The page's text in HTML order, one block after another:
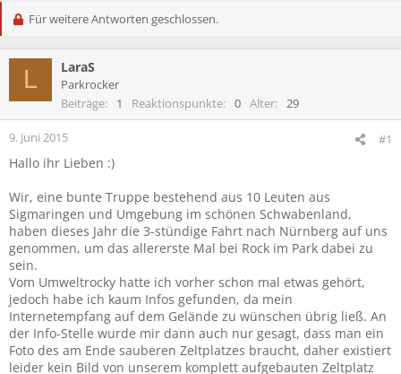
t
e
r
t
l
t
a
m
Für weitere Antworten geschlossen.
L LaraS
Parkrocker
Beiträge
1 Reaktionspunkte 0 Alter 29
9. Juni 2015 #1
Hallo ihr Lieben :)
Wir, eine bunte Truppe bestehend aus 10 Leuten aus
Sigmaringen und Umgebung im schönen Schwabenland,
haben dieses Jahr die 3-stündige Fahrt nach Nürnberg auf uns
genommen, um das allererste Mal bei Rock im Park dabei zu
sein.
Vom Umweltrocky hatte ich vorher schon mal etwas gehört,
jedoch habe ich kaum Infos gefunden, da mein
Internetempfang auf dem Gelände zu wünschen übrig ließ. An
der Info-Stelle wurde mir dann auch nur gesagt, dass man ein
Foto des am Ende sauberen Zeltplatzes braucht, daher existiert
leider kein Bild von unserem komplett aufgebauten Zeltplatz